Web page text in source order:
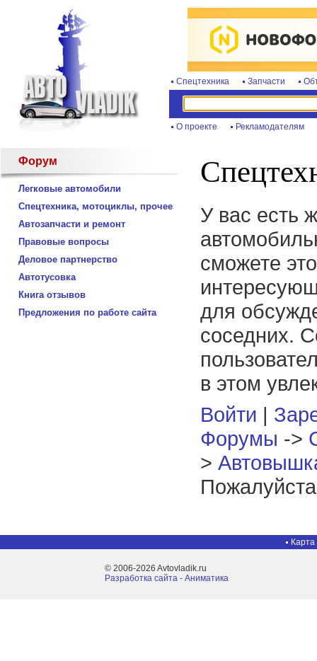
Спецтехника Запчасти
О проекте Рекламодателям
Форум
Легковые автомобили
Спецтехника, мотоциклы, прочее
Автозапчасти и ремонт
Правовые вопросы
Деловое партнерство
Автотусовка
Книга отзывов
Предложения по работе сайта
У вас есть
сможете
для
соседних.
в этом
Войти |
Форумы ->
>
Карта
© 2006-2026 Avtovladik.ru
Разработка сайта - Aниматика